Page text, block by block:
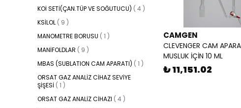
KOİ SETİ(ÇAN.TÜP VE SOĞUTUCU) ( 4 )
KSİLOL ( 9 )
MANOMETRE BORUSU ( 1 )
MANİFOLDLAR ( 9 )
MBAS (SUBLATION CAM APARATI) ( 1 )
ORSAT GAZ ANALİZ CİHAZ SEVİYE
ŞİŞESİ ( 1 )
ORSAT GAZ ANALİZ CİHAZI ( 4 )
CAMGEN
CLEVENGER CAM
MUSLUK İÇİN 10 ML
₺ 11,151.02